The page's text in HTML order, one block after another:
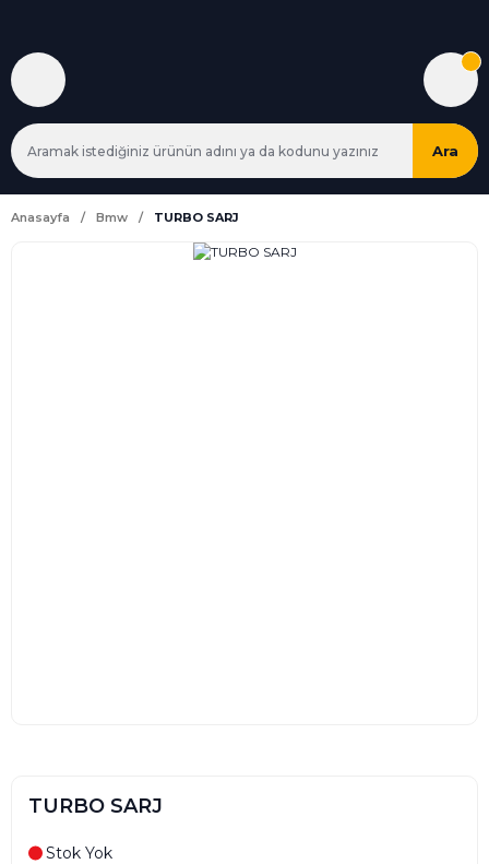
Ara
Anasayfa Bmw TURBO SARJ
TURBO SARJ
Stok Yok